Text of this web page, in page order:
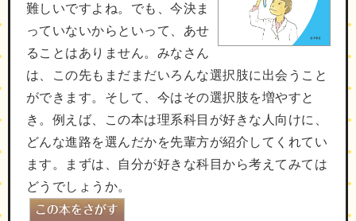
難しいですよね。でも、今決ま
っていないからといって、あせ
ることはありません。みなさん
は、この先もまだまだいろんな選択肢に出会うこと
ができます。そして、今はその選択肢を増やすと
き。例えば、この本は理系科目が好きな人向けに、
どんな進路を選んだかを先輩方が紹介してくれてい
ます。まずは、自分が好きな科目から考えてみては
どうでしょうか。